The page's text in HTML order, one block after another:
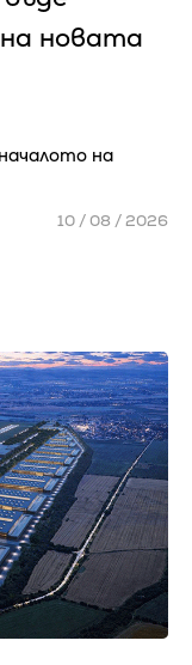
новата
на
10 / 08 / 2026